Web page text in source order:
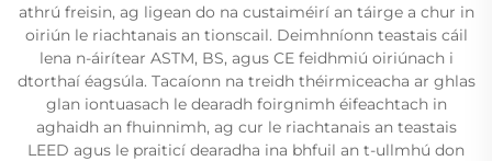
athrú freisin, ag ligean do na custaiméirí an táirge a chur in
oiriún le riachtanais an tionscail. Deimhníonn teastais cáil
lena n-áirítear ASTM, BS, agus CE feidhmiú oiriúnach i
dtorthaí éagsúla. Tacaíonn na treidh théirmiceacha ar ghlas
glan iontuasach le dearadh foirgnimh éifeachtach in
aghaidh an fhuinnimh, ag cur le riachtanais an teastais
LEED agus le praiticí dearadha ina bhfuil an t-ullmhú don